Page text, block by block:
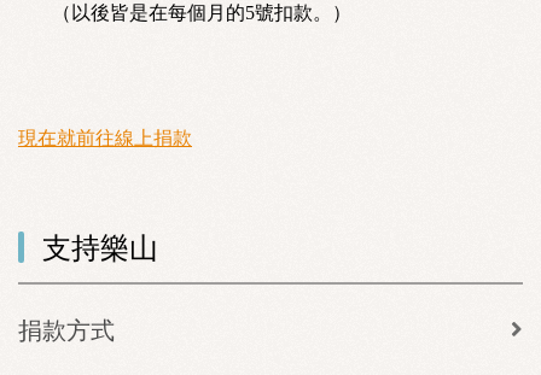
（以後皆是在每個月的5號扣款。）
現在就前往線上捐款
支持樂山
捐款方式